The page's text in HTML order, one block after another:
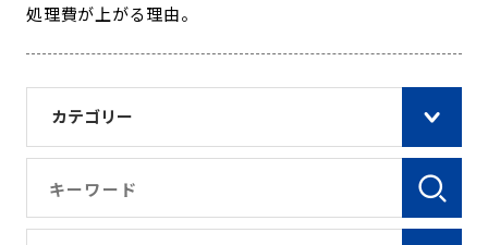
カテゴリー
処理費が上がる理由。